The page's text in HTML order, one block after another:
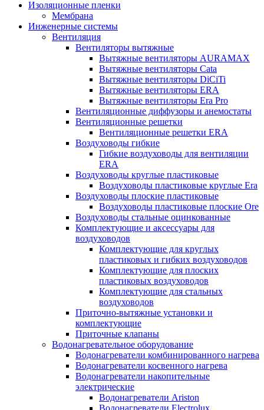
Изоляционные пленки
Мембрана
Инженерные системы
Вентиляция
Вентиляторы вытяжные
Вытяжные вентиляторы AURAMAX
Вытяжные вентиляторы Cata
Вытяжные вентиляторы DiCiTi
Вытяжные вентиляторы ERA
Вытяжные вентиляторы Era Pro
Вентиляционные диффузоры и анемостаты
Вентиляционные решетки
Вентиляционные решетки ERA
Воздуховоды гибкие
Гибкие воздуховоды для вентиляции
ERA
Воздуховоды круглые пластиковые
Воздуховоды пластиковые круглые Era
Воздуховоды плоские пластиковые
Воздуховоды пластиковые плоские Ore
Воздуховоды стальные оцинкованные
Комплектующие и аксессуары для
воздуховодов
Комплектующие для круглых
пластиковых и гибких воздуховодов
Комплектующие для плоских
пластиковых воздуховодов
Комплектующие для стальных
воздуховодов
Приточно-вытяжные установки и
комплектующие
Приточные клапаны
Водонагревательное оборудование
Водонагреватели комбинированного нагрева
Водонагреватели косвенного нагрева
Водонагреватели накопительные
электрические
Водонагреватели Ariston